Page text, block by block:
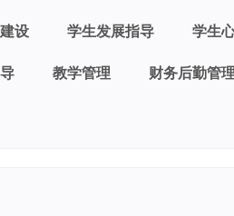
设 学生发展指导 学生
教学管理 财务后勤管